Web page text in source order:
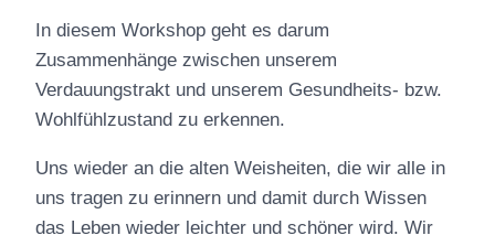
In diesem Workshop geht es darum
Zusammenhänge zwischen unserem
Verdauungstrakt und unserem Gesundheits- bzw.
Wohlfühlzustand zu erkennen.
Uns wieder an die alten Weisheiten, die wir alle in
uns tragen zu erinnern und damit durch Wissen
das Leben wieder leichter und schöner wird. Wir